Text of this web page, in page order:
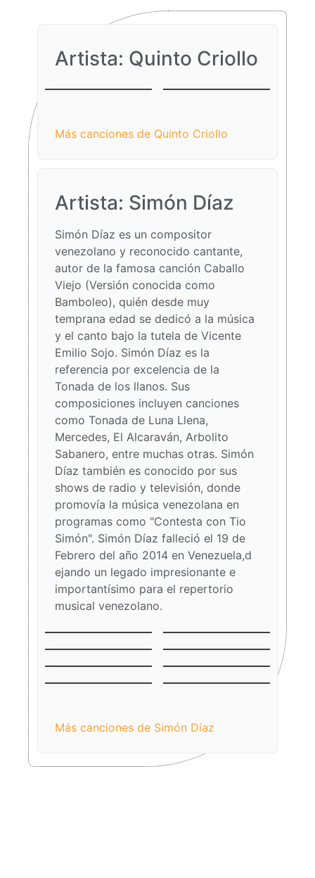
Artista: Quinto Criollo
Falconiano
Lucía
Más canciones de Quinto Criollo
Artista: Simón Díaz​
Simón Díaz es un compositor
venezolano y reconocido cantante,
autor de la famosa canción Caballo
Viejo (Versión conocida como
Bamboleo), quién desde muy
temprana edad se dedicó a la música
y el canto bajo la tutela de Vicente
Emilio Sojo. Simón Díaz es la
referencia por excelencia de la
Tonada de los llanos. Sus
composiciones incluyen canciones
como Tonada de Luna Llena,
Mercedes, El Alcaraván, Arbolito
Sabanero, entre muchas otras. Simón
Díaz también es conocido por sus
shows de radio y televisión, donde
promovía la música venezolana en
programas como "Contesta con Tio
Simón". Simón Díaz falleció el 19 de
Febrero del año 2014 en Venezuela,d
ejando un legado impresionante e
importantísimo para el repertorio
musical venezolano.
(El Becerrito)
Burrito Sabanero
El Niño del Ávila
Falconiano
Llanero
Venezuela
Mercedes
Llena
Más canciones de Simón Díaz​